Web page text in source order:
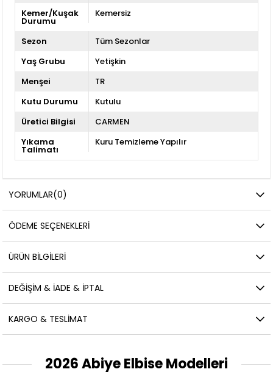
Kemer/Kuşak
Durumu
Kemersiz
Sezon
Tüm Sezonlar
Yaş Grubu
Yetişkin
Menşei
TR
Kutu Durumu
Kutulu
Üretici Bilgisi
CARMEN
Yıkama
Talimatı
Kuru Temizleme Yapılır
YORUMLAR(0)
ÖDEME SEÇENEKLERI
ÜRÜN BILGILERI
DEĞIŞIM & İADE & İPTAL
KARGO & TESLIMAT
2026 Abiye Elbise Modelleri